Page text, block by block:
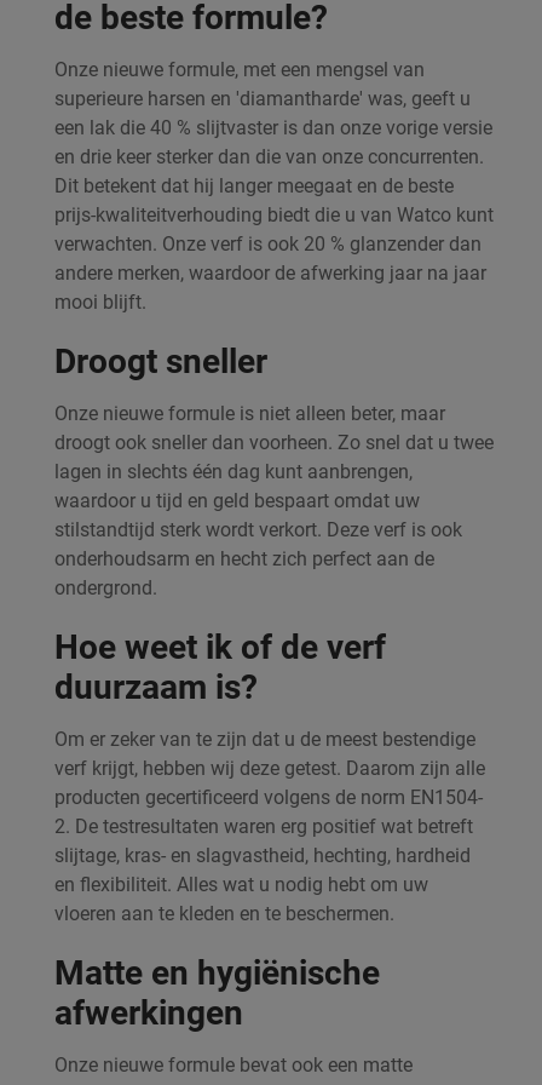
de beste formule?
Onze nieuwe formule, met een mengsel van
superieure harsen en 'diamantharde' was, geeft u
een lak die 40 % slijtvaster is dan onze vorige versie
en drie keer sterker dan die van onze concurrenten.
Dit betekent dat hij langer meegaat en de beste
prijs-kwaliteitverhouding biedt die u van Watco kunt
verwachten. Onze verf is ook 20 % glanzender dan
andere merken, waardoor de afwerking jaar na jaar
mooi blijft.
Droogt sneller
Onze nieuwe formule is niet alleen beter, maar
droogt ook sneller dan voorheen. Zo snel dat u twee
lagen in slechts één dag kunt aanbrengen,
waardoor u tijd en geld bespaart omdat uw
stilstandtijd sterk wordt verkort. Deze verf is ook
onderhoudsarm en hecht zich perfect aan de
ondergrond.
Hoe weet ik of de verf
duurzaam is?
Om er zeker van te zijn dat u de meest bestendige
verf krijgt, hebben wij deze getest. Daarom zijn alle
producten gecertificeerd volgens de norm EN1504-
2. De testresultaten waren erg positief wat betreft
slijtage, kras- en slagvastheid, hechting, hardheid
en flexibiliteit. Alles wat u nodig hebt om uw
vloeren aan te kleden en te beschermen.
Matte en hygiënische
afwerkingen
Onze nieuwe formule bevat ook een matte